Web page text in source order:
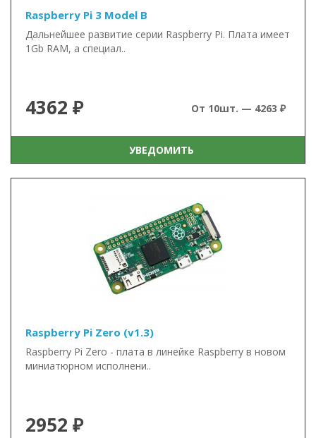
Raspberry Pi 3 Model B
Дальнейшее развитие серии Raspberry Pi. Плата имеет
1Gb RAM, а специал..
4362 ₽ От 10шт. — 4263 ₽
УВЕДОМИТЬ
Raspberry Pi Zero (v1.3)
Raspberry Pi Zero - плата в линейке Raspberry в новом
миниатюрном исполнени..
2952 ₽